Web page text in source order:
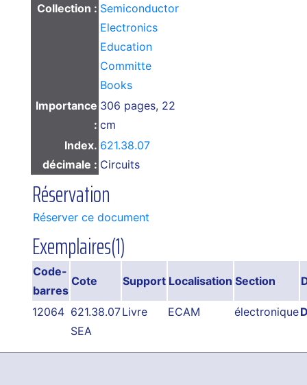
Collection : Semiconductor
Electronics
Education
Committe
Books
Importance
:
306 pages, 22
cm
Index.
décimale :
621.38.07
Circuits
Réservation
Réserver ce document
Exemplaires(1)
Code-
barres
Cote Support Localisation Section
12064 621.38.07
SEA
Livre ECAM électronique